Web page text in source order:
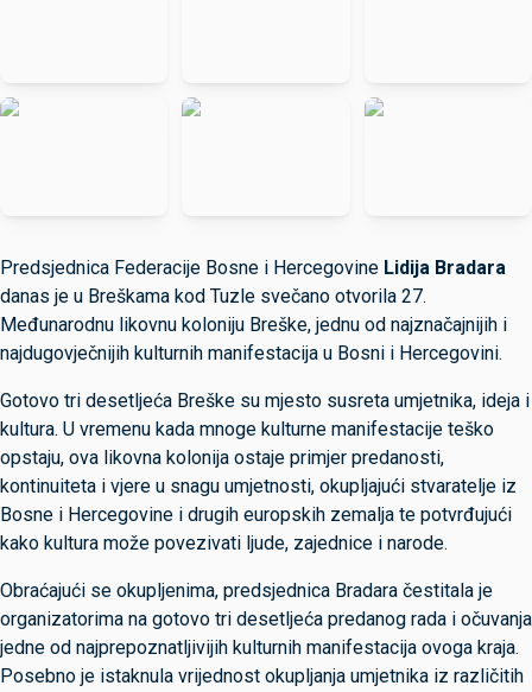
Predsjednica Federacije Bosne i Hercegovine Lidija Bradara
danas je u Breškama kod Tuzle svečano otvorila 27.
Međunarodnu likovnu koloniju Breške, jednu od najznačajnijih i
najdugovječnijih kulturnih manifestacija u Bosni i Hercegovini.
Gotovo tri desetljeća Breške su mjesto susreta umjetnika, ideja i
kultura. U vremenu kada mnoge kulturne manifestacije teško
opstaju, ova likovna kolonija ostaje primjer predanosti,
kontinuiteta i vjere u snagu umjetnosti, okupljajući stvaratelje iz
Bosne i Hercegovine i drugih europskih zemalja te potvrđujući
kako kultura može povezivati ljude, zajednice i narode.
Obraćajući se okupljenima, predsjednica Bradara čestitala je
organizatorima na gotovo tri desetljeća predanog rada i očuvanja
jedne od najprepoznatljivijih kulturnih manifestacija ovoga kraja.
Posebno je istaknula vrijednost okupljanja umjetnika iz različitih